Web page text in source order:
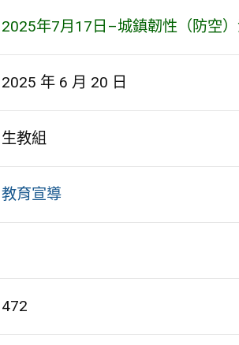
2025年7月17日–城鎮韌性（防空
2025 年 6 月 20 日
生教組
教育宣導
472